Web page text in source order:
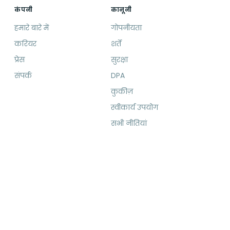
कंपनी
हमारे बारे में
करियर
प्रेस
संपर्क
कानूनी
गोपनीयता
शर्तें
सुरक्षा
DPA
कुकीज़
स्वीकार्य उपयोग
सभी नीतियां